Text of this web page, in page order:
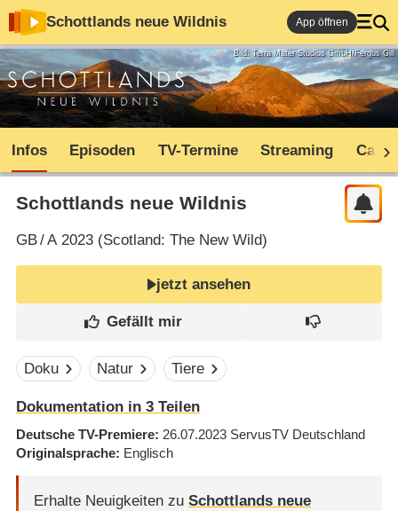
Schottlands neue Wildnis App öffnen
Bild: Terra Mater Studios GmbH/Fergus Gill
Infos Episoden TV-Termine Streaming Cast
Schottlands neue Wildnis
GB/A2023 (Scotland: The New Wild)
jetzt ansehen
Doku Natur Tiere
Dokumentation in 3 Teilen
Deutsche TV-Premiere 26.07.2023 ServusTV Deutschland
Originalsprache Englisch
Erhalte Neuigkeiten zu Schottlands neue